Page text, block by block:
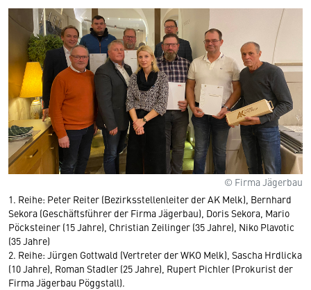
© Firma Jägerbau
1. Reihe: Peter Reiter (Bezirksstellenleiter der AK Melk), Bernhard
Sekora (Geschäftsführer der Firma Jägerbau), Doris Sekora, Mario
Pöcksteiner (15 Jahre), Christian Zeilinger (35 Jahre), Niko Plavotic
(35 Jahre)
2. Reihe: Jürgen Gottwald (Vertreter der WKO Melk), Sascha Hrdlicka
(10 Jahre), Roman Stadler (25 Jahre), Rupert Pichler (Prokurist der
Firma Jägerbau Pöggstall).